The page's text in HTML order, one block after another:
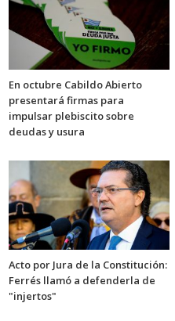
En octubre Cabildo Abierto
presentará firmas para
impulsar plebiscito sobre
deudas y usura
Acto por Jura de la Constitución:
Ferrés llamó a defenderla de
"injertos"